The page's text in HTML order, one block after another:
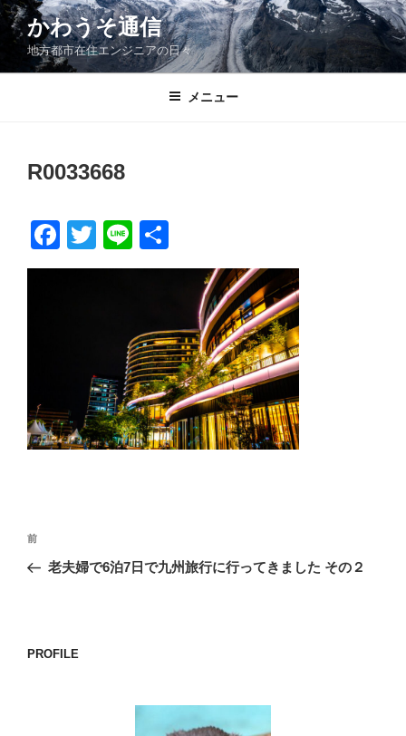
コ
ン
ン
かわうそ通信
地方都市在住エンジニアの日々
メニュー
R0033668
F
a
o
k
T
wi
Li
n
有
投
ナ
ー
前
の
前
老夫婦で6泊7日で九州旅行に行ってきました その２
PROFILE